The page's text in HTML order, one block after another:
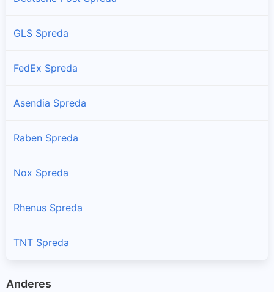
GLS Spreda
FedEx Spreda
Asendia Spreda
Raben Spreda
Nox Spreda
Rhenus Spreda
TNT Spreda
Anderes